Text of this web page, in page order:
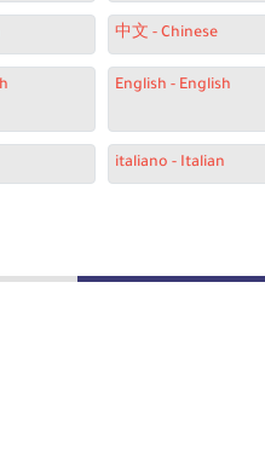
中文 - Chinese
English - English
italiano - Italian